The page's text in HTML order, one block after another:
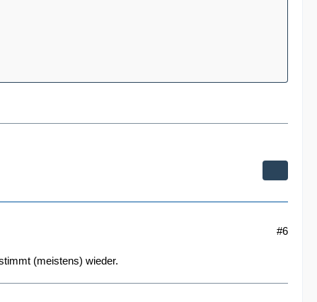
#6
(meistens) wieder.